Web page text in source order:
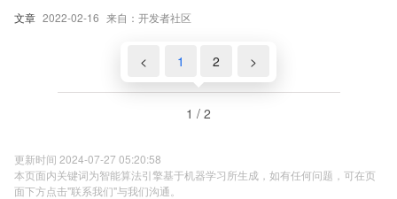
文章 2022-02-16 来自：开发者社区
< 1 2 >
1 / 2
更新时间 2024-07-27 05:20:58
本页面内关键词为智能算法引擎基于机器学习所生成，如有任何问题，可在页
面下方点击"联系我们"与我们沟通。